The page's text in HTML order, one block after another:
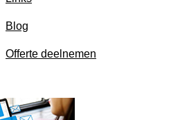
Blog
Offerte deelnemen